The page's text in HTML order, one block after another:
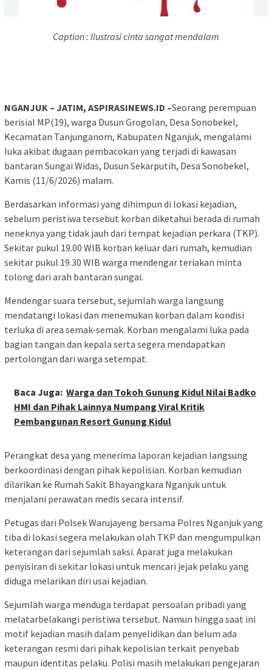
Caption : Ilustrasi cinta sangat mendalam
NGANJUK – JATIM, ASPIRASINEWS.ID –Seorang perempuan
berisial MP(19), warga Dusun Grogolan, Desa Sonobekel,
Kecamatan Tanjunganom, Kabupaten Nganjuk, mengalami
luka akibat dugaan pembacokan yang terjadi di kawasan
bantaran Sungai Widas, Dusun Sekarputih, Desa Sonobekel,
Kamis (11/6/2026) malam.
Berdasarkan informasi yang dihimpun di lokasi kejadian,
sebelum peristiwa tersebut korban diketahui berada di rumah
neneknya yang tidak jauh dari tempat kejadian perkara (TKP).
Sekitar pukul 19.00 WIB korban keluar dari rumah, kemudian
sekitar pukul 19.30 WIB warga mendengar teriakan minta
tolong dari arah bantaran sungai.
Mendengar suara tersebut, sejumlah warga langsung
mendatangi lokasi dan menemukan korban dalam kondisi
terluka di area semak-semak. Korban mengalami luka pada
bagian tangan dan kepala serta segera mendapatkan
pertolongan dari warga setempat.
Baca Juga: Warga dan Tokoh Gunung Kidul Nilai Badko
HMI dan Pihak Lainnya Numpang Viral Kritik
Pembangunan Resort Gunung Kidul
Perangkat desa yang menerima laporan kejadian langsung
berkoordinasi dengan pihak kepolisian. Korban kemudian
dilarikan ke Rumah Sakit Bhayangkara Nganjuk untuk
menjalani perawatan medis secara intensif.
Petugas dari Polsek Warujayeng bersama Polres Nganjuk yang
tiba di lokasi segera melakukan olah TKP dan mengumpulkan
keterangan dari sejumlah saksi. Aparat juga melakukan
penyisiran di sekitar lokasi untuk mencari jejak pelaku yang
diduga melarikan diri usai kejadian.
Sejumlah warga menduga terdapat persoalan pribadi yang
melatarbelakangi peristiwa tersebut. Namun hingga saat ini
motif kejadian masih dalam penyelidikan dan belum ada
keterangan resmi dari pihak kepolisian terkait penyebab
maupun identitas pelaku. Polisi masih melakukan pengejaran